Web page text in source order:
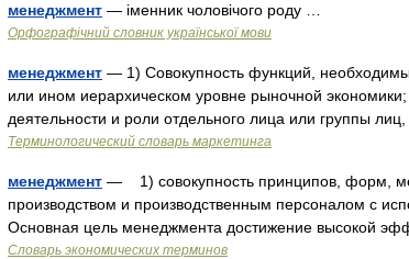
менеджмент — іменник чоловічого роду …
Орфографічний словник української мови
менеджмент — 1) Совокупность функций,
или ином иерархическом уровне рыночной
деятельности и роли отдельного лица или группы
Терминологический словарь маркетинга
менеджмент — 1) совокупность принципов, форм,
производством и производственным персоналом с
Основная цель менеджмента достижение высокой
Словарь экономических терминов